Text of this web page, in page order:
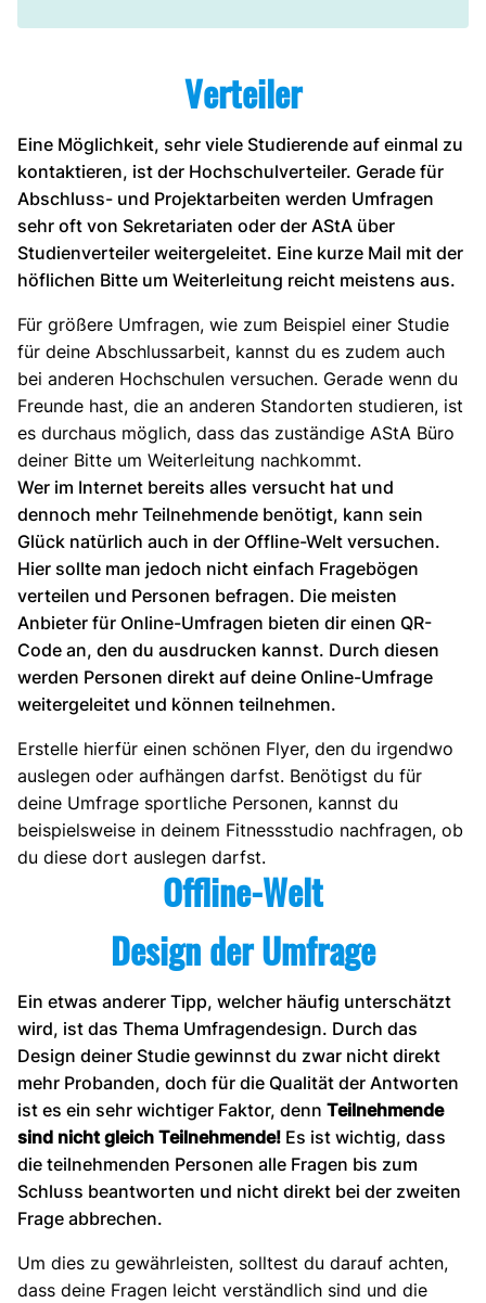
Verteiler
Eine Möglichkeit, sehr viele Studierende auf einmal zu
kontaktieren, ist der Hochschulverteiler. Gerade für
Abschluss- und Projektarbeiten werden Umfragen
sehr oft von Sekretariaten oder der AStA über
Studienverteiler weitergeleitet. Eine kurze Mail mit der
höflichen Bitte um Weiterleitung reicht meistens aus.
Für größere Umfragen, wie zum Beispiel einer Studie
für deine Abschlussarbeit, kannst du es zudem auch
bei anderen Hochschulen versuchen. Gerade wenn du
Freunde hast, die an anderen Standorten studieren, ist
es durchaus möglich, dass das zuständige AStA Büro
deiner Bitte um Weiterleitung nachkommt.
Wer im Internet bereits alles versucht hat und
dennoch mehr Teilnehmende benötigt, kann sein
Glück natürlich auch in der Offline-Welt versuchen.
Hier sollte man jedoch nicht einfach Fragebögen
verteilen und Personen befragen. Die meisten
Anbieter für Online-Umfragen bieten dir einen QR-
Code an, den du ausdrucken kannst. Durch diesen
werden Personen direkt auf deine Online-Umfrage
weitergeleitet und können teilnehmen.
Erstelle hierfür einen schönen Flyer, den du irgendwo
auslegen oder aufhängen darfst. Benötigst du für
deine Umfrage sportliche Personen, kannst du
beispielsweise in deinem Fitnessstudio nachfragen, ob
du diese dort auslegen darfst.
Offline-Welt
Design der Umfrage
Ein etwas anderer Tipp, welcher häufig unterschätzt
wird, ist das Thema Umfragendesign. Durch das
Design deiner Studie gewinnst du zwar nicht direkt
mehr Probanden, doch für die Qualität der Antworten
ist es ein sehr wichtiger Faktor, denn Teilnehmende
sind nicht gleich Teilnehmende! Es ist wichtig, dass
die teilnehmenden Personen alle Fragen bis zum
Schluss beantworten und nicht direkt bei der zweiten
Frage abbrechen.
Um dies zu gewährleisten, solltest du darauf achten,
dass deine Fragen leicht verständlich sind und die